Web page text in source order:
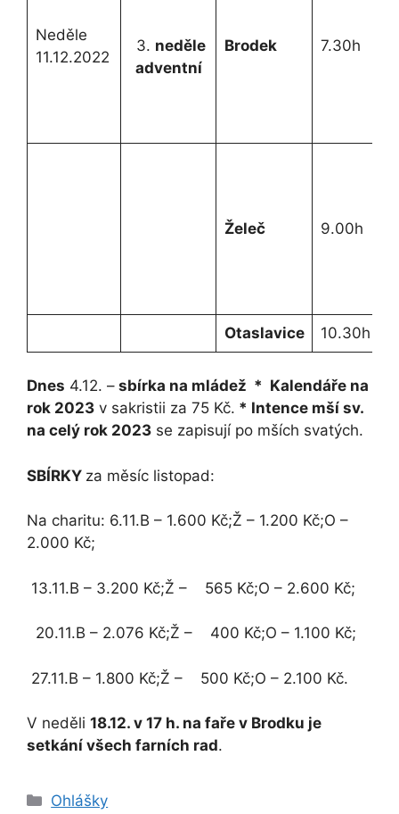
Neděle
11.12.2022
3. neděle
adventní
Brodek 7.30h
Želeč 9.00h
Otaslavice 10.30h
Dnes 4.12. – sbírka na mládež * Kalendáře na
rok 2023 v sakristii za 75 Kč. * Intence mší sv.
na celý rok 2023 se zapisují po mších svatých.
SBÍRKY za měsíc listopad:
Na charitu: 6.11.​B – 1.600 Kč;​​Ž – 1.200 Kč;​​O –
2.000 Kč;​
​​ 13.11.​B – 3.200 Kč;​​Ž – 565 Kč;​​O – 2.600 Kč;
​​ 20.11.​B – 2.076 Kč;​​Ž – 400 Kč;​​O – 1.100 Kč;
​​ 27.11.​B – 1.800 Kč;​​Ž – 500 Kč;​​O – 2.100 Kč.
V neděli 18.12. v 17 h. na faře v Brodku je
setkání všech farních rad.
Rubriky
Ohlášky